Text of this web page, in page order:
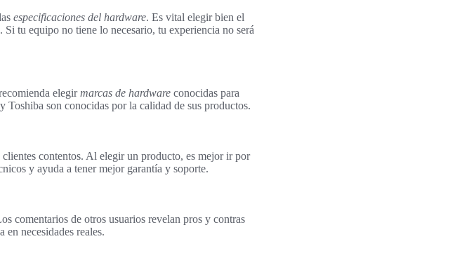
especificaciones del hardware. Es vital elegir bien el
tu equipo no tiene lo necesario, tu experiencia no será
elegirmarcas de hardware conocidas para
son conocidas por la calidad de sus productos.
contentos. Al elegir un producto, es mejor ir por
y ayuda a tener mejor garantía y soporte.
comentarios de otros usuarios revelan pros y contras
en necesidades reales.